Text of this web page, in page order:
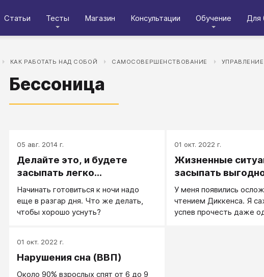
Статьи Тесты Магазин Консультации Обучение Для
КАК РАБОТАТЬ НАД СОБОЙ САМОСОВЕРШЕНСТВОВАНИЕ
Бессоница
05 авг. 2014 г.
Делайте это, и будете
засыпать легко...
Начинать готовиться к ночи надо
еще в разгар дня. Что же делать,
чтобы хорошо уснуть?
01 окт. 2022 г.
Жизненные
засыпать
У меня появились
чтением Диккенса. Я
успев прочесть даже
01 окт. 2022 г.
Нарушения сна (ВВП)
Около 90% взрослых спят от 6 до 9